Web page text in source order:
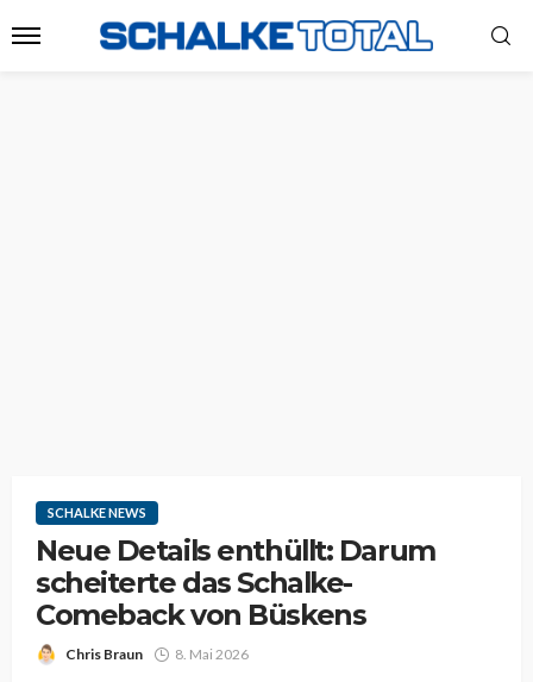
SCHALKE NEWS
Neue Details enthüllt: Darum
scheiterte das Schalke-
Comeback von Büskens
Chris Braun 8. Mai 2026